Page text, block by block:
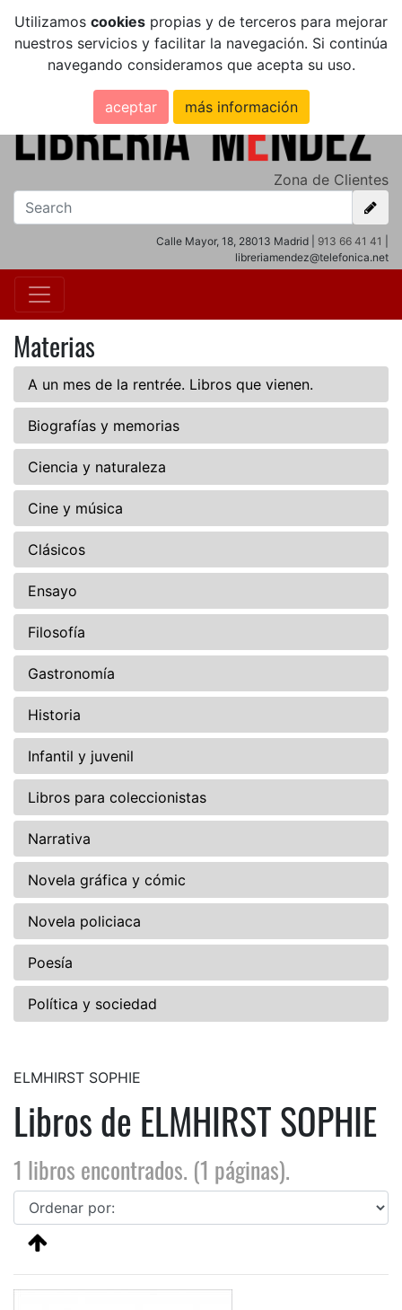
Utilizamos cookies propias y de terceros para mejorar
nuestros servicios y facilitar la navegación. Si continúa
navegando consideramos que acepta su uso.
aceptar más información
Zona de Clientes
Calle Mayor, 18, 28013 Madrid | 913 66 41 41
libreriamendez@telefonica.net
Materias
A un mes de la rentrée. Libros que vienen.
Biografías y memorias
Ciencia y naturaleza
Cine y música
Clásicos
Ensayo
Filosofía
Gastronomía
Historia
Infantil y juvenil
Libros para coleccionistas
Narrativa
Novela gráfica y cómic
Novela policiaca
Poesía
Política y sociedad
ELMHIRST SOPHIE
Libros de ELMHIRST SOPHIE
1 libros encontrados. (1 páginas).